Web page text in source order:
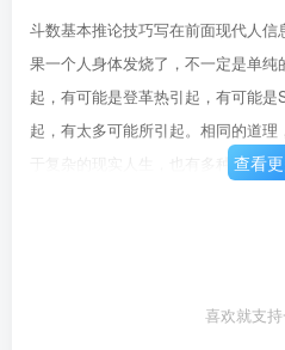
斗数基本推论技巧写在前面现代人
果一个人身体发烧了，不一定是单
起，有可能是登革热引起，有可能
起，有太多可能所引起。相同的道
于复杂的现实人生，也有多种的可
屋，住进去之后，家庭不和谐。4、
查看
喜欢就支